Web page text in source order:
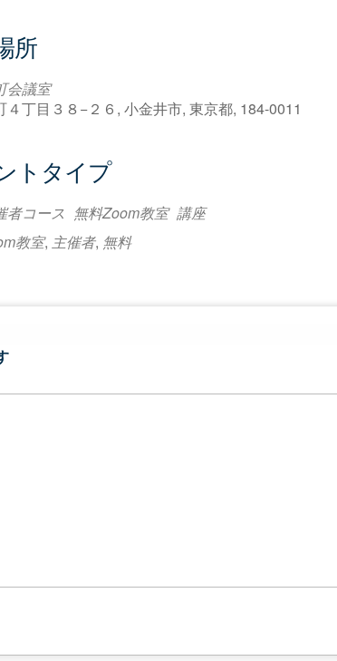
所
会議室
４丁目３８−２６, 小金井市, 東京都, 184-0011
トタイプ
者コース 無料Zoom教室 講座
教室, 主催者, 無料